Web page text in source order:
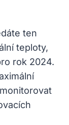
ten
teploty,
rok 2024.